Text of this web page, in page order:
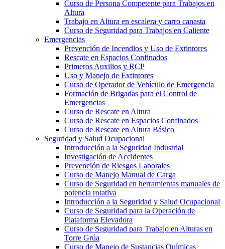
Curso de Persona Competente para Trabajos en
Altura
Trabajo en Altura en escalera y carro canasta
Curso de Seguridad para Trabajos en Caliente
Emergencias
Prevención de Incendios y Uso de Extintores
Rescate en Espacios Confinados
Primeros Auxilios y RCP
Uso y Manejo de Extintores
Curso de Operador de Vehículo de Emergencia
Formación de Brigadas para el Control de
Emergencias
Curso de Rescate en Altura
Curso de Rescate en Espacios Confinados
Curso de Rescate en Altura Básico
Seguridad y Salud Ocupacional
Introducción a la Seguridad Industrial
Investigación de Accidentes
Prevención de Riesgos Laborales
Curso de Manejo Manual de Carga
Curso de Seguridad en herramientas manuales de
potencia rotativa
Introducción a la Seguridad y Salud Ocupacional
Curso de Seguridad para la Operación de
Plataforma Elevadora
Curso de Seguridad para Trabajo en Alturas en
Torre Grúa
Curso de Manejo de Sustancias Químicas